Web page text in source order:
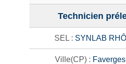
Technicien
SYNLAB